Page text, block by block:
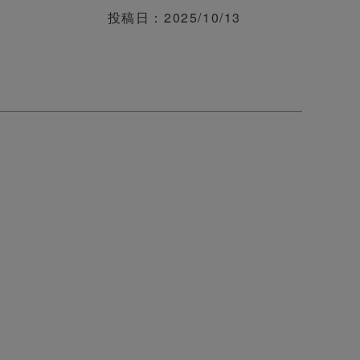
投稿日 2025/10/13